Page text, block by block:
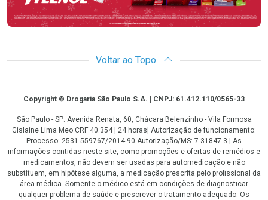
Voltar ao Topo
CopyrightCopyright © Drogaria São Paulo S.A. | CNPJ: 61.412.110/0565-33
São Paulo - SP: Avenida Renata, 60, Chácara Belenzinho - Vila Formosa
Gislaine Lima Meo CRF 40.354 | 24 horas| Autorização de funcionamento:
Processo: 2531.559767/2014-90 Autorização/MS: 7.31847.3 | As
informações contidas neste site, como promoções e ofertas de remédios e
medicamentos, não devem ser usadas para automedicação e não
substituem, em hipótese alguma, a medicação prescrita pelo profissional da
área médica. Somente o médico está em condições de diagnosticar
qualquer problema de saúde e prescrever o tratamento adequado. Os